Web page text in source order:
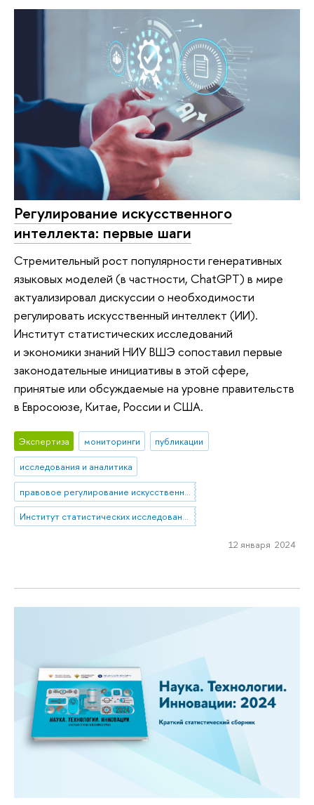
Регулирование искусственного
интеллекта: первые шаги
Стремительный рост популярности генеративных
языковых моделей (в частности, ChatGPT) в мире
актуализировал дискуссии о необходимости
регулировать искусственный интеллект (ИИ).
Институт статистических исследований
и экономики знаний НИУ ВШЭ сопоставил первые
законодательные инициативы в этой сфере,
принятые или обсуждаемые на уровне правительств
в Евросоюзе, Китае, России и США.
Экспертиза мониторинги
публикации
исследования и аналитика
Институт статистических исследований и экономики знаний
12 января 2024